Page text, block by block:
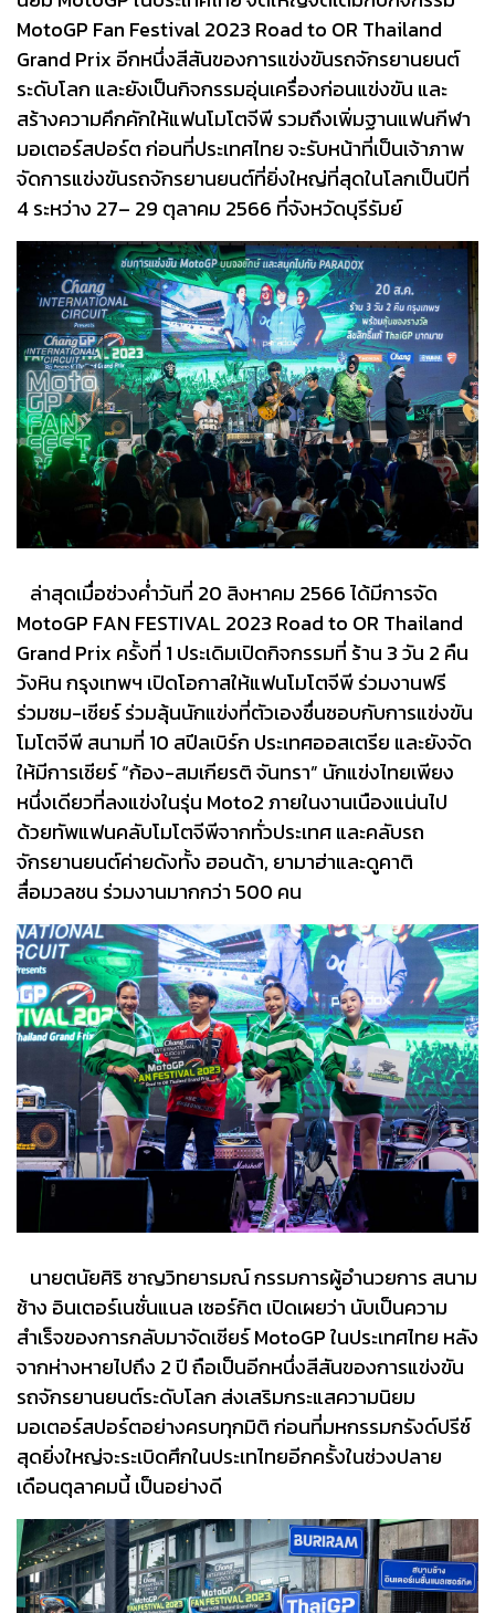
MotoGP Fan Festival 2023 Road to OR Thailand
Grand Prix อีกหนึ่งสีสันของการแข่งขันรถจักรยานยนต์
ระดับโลก และยังเป็นกิจกรรมอุ่นเครื่องก่อนแข่งขัน และ
สร้างความคึกคักให้แฟนโมโตจีพี รวมถึงเพิ่มฐานแฟนกีฬา
มอเตอร์สปอร์ต ก่อนที่ประเทศไทย จะรับหน้าที่เป็นเจ้าภาพ
จัดการแข่งขันรถจักรยานยนต์ที่ยิ่งใหญ่ที่สุดในโลกเป็นปีที่
4 ระหว่าง 27– 29 ตุลาคม 2566 ที่จังหวัดบุรีรัมย์
ล่าสุดเมื่อช่วงค่ำวันที่ 20 สิงหาคม 2566 ได้มีการจัด
MotoGP FAN FESTIVAL 2023 Road to OR Thailand
Grand Prix ครั้งที่ 1 ประเดิมเปิดกิจกรรมที่ ร้าน 3 วัน 2 คืน
วังหิน กรุงเทพฯ เปิดโอกาสให้แฟนโมโตจีพี ร่วมงานฟรี
ร่วมชม-เชียร์ ร่วมลุ้นนักแข่งที่ตัวเองชื่นชอบกับการแข่งขัน
โมโตจีพี สนามที่ 10 สปีลเบิร์ก ประเทศออสเตรีย และยังจัด
ให้มีการเชียร์ “ก้อง-สมเกียรติ จันทรา” นักแข่งไทยเพียง
หนึ่งเดียวที่ลงแข่งในรุ่น Moto2 ภายในงานเนืองแน่นไป
ด้วยทัพแฟนคลับโมโตจีพีจากทั่วประเทศ และคลับรถ
จักรยานยนต์ค่ายดังทั้ง ฮอนด้า, ยามาฮ่าและดูคาติ
สื่อมวลชน ร่วมงานมากกว่า 500 คน
นายตนัยศิริ ชาญวิทยารมณ์ กรรมการผู้อำนวยการ สนาม
ช้าง อินเตอร์เนชั่นแนล เซอร์กิต เปิดเผยว่า นับเป็นความ
สำเร็จของการกลับมาจัดเชียร์ MotoGP ในประเทศไทย หลัง
จากห่างหายไปถึง 2 ปี ถือเป็นอีกหนึ่งสีสันของการแข่งขัน
รถจักรยานยนต์ระดับโลก ส่งเสริมกระแสความนิยม
มอเตอร์สปอร์ตอย่างครบทุกมิติ ก่อนที่มหกรรมกรังด์ปรีซ์
สุดยิ่งใหญ่จะระเบิดศึกในประเทไทยอีกครั้งในช่วงปลาย
เดือนตุลาคมนี้ เป็นอย่างดี